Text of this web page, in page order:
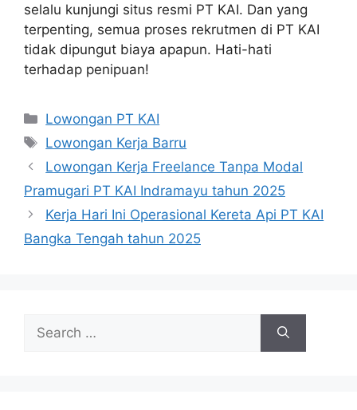
selalu kunjungi situs resmi PT KAI. Dan yang
terpenting, semua proses rekrutmen di PT KAI
tidak dipungut biaya apapun. Hati-hati
terhadap penipuan!
Categories
Lowongan PT KAI
Tags
Lowongan Kerja Barru
Lowongan Kerja Freelance Tanpa Modal
Pramugari PT KAI Indramayu tahun 2025
Kerja Hari Ini Operasional Kereta Api PT KAI
Bangka Tengah tahun 2025
for: